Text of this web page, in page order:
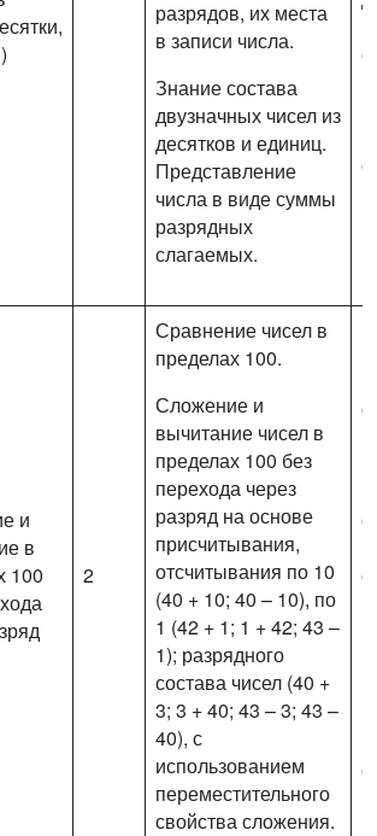
разрядов, их места
в записи числа.
Знание состава
двузначных чисел из
десятков и единиц.
Представление
числа в виде суммы
разрядных
слагаемых.
и
в
100
2
Сравнение чисел в
пределах 100.
Сложение и
вычитание чисел в
пределах 100 без
перехода через
разряд на основе
присчитывания,
отсчитывания по 10
(40 + 10; 40 – 10), по
1 (42 + 1; 1 + 42; 43 –
1); разрядного
состава чисел (40 +
3; 3 + 40; 43 – 3; 43 –
40), с
использованием
переместительного
свойства сложения.